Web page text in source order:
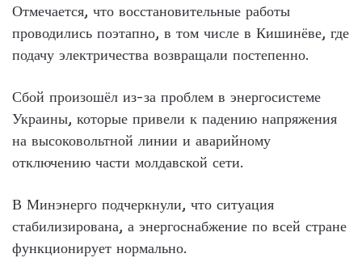
Отмечается, что восстановительные работы
проводились поэтапно, в том числе в Кишинёве, где
подачу электричества возвращали постепенно.
Сбой произошёл из-за проблем в энергосистеме
Украины, которые привели к падению напряжения
на высоковольтной линии и аварийному
отключению части молдавской сети.
В Минэнерго подчеркнули, что ситуация
стабилизирована, а энергоснабжение по всей стране
функционирует нормально.